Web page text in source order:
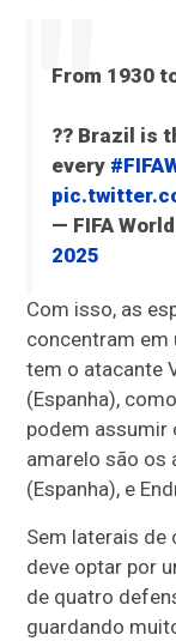
From 1930
?? Brazil is
every
— FIFA
2025
Com isso, as
concentram em
tem o atacante
(Espanha),
podem assumir
amarelo são os
(Espanha), e
Sem laterais de
deve optar por
de quatro
guardando